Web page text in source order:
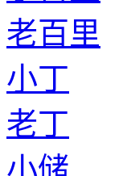
老百里
小丁
老丁
小储